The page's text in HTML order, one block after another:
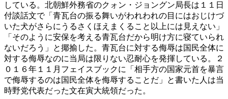
している。北朝鮮外務省のクォン・ジョングン局長は１１日
付談話文で「青瓦台の振る舞いがわれわれの目にはおじけづ
いた犬がさらにうるさくほえまくること以上には見えない」
「そのように安保を考える青瓦台だから明け方に寝ていられ
ないだろう」と揶揄した。青瓦台に対する侮辱は国民全体に
対する侮辱なのに当局は限りない忍耐心を発揮している。２
０１６年１１月フェイスブックに「相手方の国家元首を暴言
で侮辱するのは国民全体を侮辱することだ」と書いた人は当
時野党代表だった文在寅大統領だった。